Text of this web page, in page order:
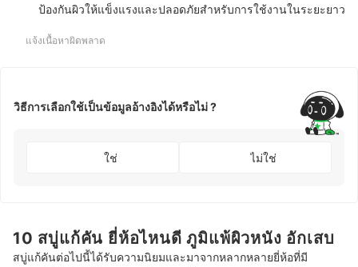
ป้องกันผิวให้แข็งแรงและปลอดภัยสำหรับการใช้งานในระยะยาว
แจ้งเนื้อหาผิดพลาด
วิธีการเลือกใช้เป็นข้อมูลอ้างอิงได้หรือไม่ ?
ใช่ ไม่ใช่
10 สบู่แก้คัน ยี่ห้อไหนดี ภูมิแพ้ผิวหนัง อักเสบ
สบู่แก้คันต่อไปนี้ได้รับความนิยมและมาจากหลากหลายยี่ห้อที่มี